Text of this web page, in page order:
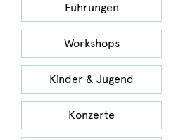
Führungen
Workshops
Kinder & Jugend
Konzerte